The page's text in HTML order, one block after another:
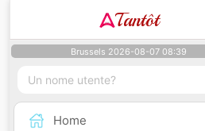
Tantôt
Brussels 2026-08-07 08:39
Home